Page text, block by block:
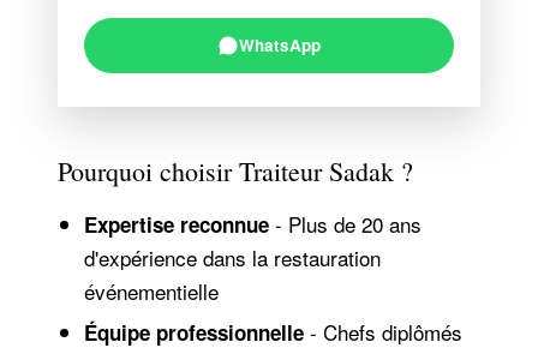
WhatsApp
Pourquoi choisir Traiteur Sadak ?
Expertise reconnue - Plus de 20 ans
d'expérience dans la restauration
événementielle
Équipe professionnelle - Chefs diplômés